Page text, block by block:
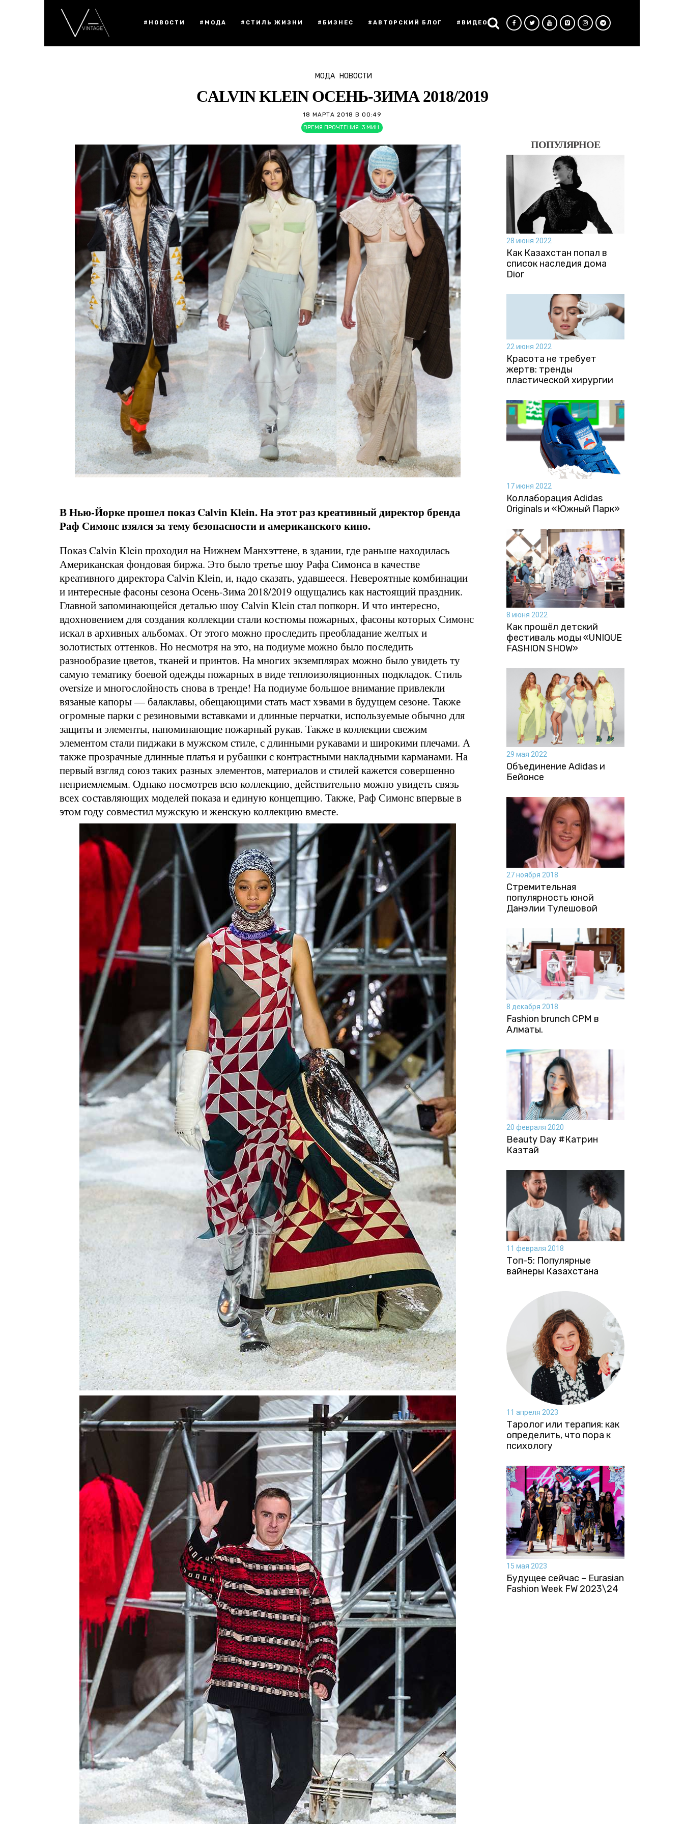
#НОВОСТИ #МОДА #СТИЛЬ ЖИЗНИ #БИЗНЕС #АВТОРСКИЙ БЛОГ #ВИДЕО
МОДА НОВОСТИ
CALVIN KLEIN ОСЕНЬ-ЗИМА 2018/2019
18 МАРТА 2018 В 00:49
ВРЕМЯ ПРОЧТЕНИЯ: 3 МИН.
В Нью-Йорке прошел показ Calvin Klein. На этот раз креативный директор бренда
Раф Симонс взялся за тему безопасности и американского кино.
Показ Calvin Klein проходил на Нижнем Манхэттене, в здании, где раньше находилась
Американская фондовая биржа. Это было третье шоу Рафа Симонса в качестве
креативного директора Calvin Klein, и, надо сказать, удавшееся. Невероятные комбинации
и интересные фасоны сезона Осень-Зима 2018/2019 ощущались как настоящий праздник.
Главной запоминающейся деталью шоу Calvin Klein стал попкорн. И что интересно,
вдохновением для создания коллекции стали костюмы пожарных, фасоны которых Симонс
искал в архивных альбомах. От этого можно проследить преобладание желтых и
золотистых оттенков. Но несмотря на это, на подиуме можно было последить
разнообразие цветов, тканей и принтов. На многих экземплярах можно было увидеть ту
самую тематику боевой одежды пожарных в виде теплоизоляционных подкладок. Стиль
oversize и многослойность снова в тренде! На подиуме большое внимание привлекли
вязаные капоры — балаклавы, обещающими стать маст хэвами в будущем сезоне. Также
огромные парки с резиновыми вставками и длинные перчатки, используемые обычно для
защиты и элементы, напоминающие пожарный рукав. Также в коллекции свежим
элементом стали пиджаки в мужском стиле, с длинными рукавами и широкими плечами. А
также прозрачные длинные платья и рубашки с контрастными накладными карманами. На
первый взгляд союз таких разных элементов, материалов и стилей кажется совершенно
неприемлемым. Однако посмотрев всю коллекцию, действительно можно увидеть связь
всех составляющих моделей показа и единую концепцию. Также, Раф Симонс впервые в
этом году совместил мужскую и женскую коллекцию вместе.
ПОПУЛЯРНОЕ
28 июня 2022
Как Казахстан попал в
список наследия дома
Dior
22 июня 2022
Красота не требует
жертв: тренды
пластической хирургии
17 июня 2022
Коллаборация Аdidas
Originals и «Южный Парк»
8 июня 2022
Как прошёл детский
фестиваль моды «UNIQUE
FASHION SHOW»
29 мая 2022
Объединение Adidas и
Бейонсе
27 ноября 2018
Стремительная
популярность юной
Данэлии Тулешовой
8 декабря 2018
Fashion brunch CPM в
Алматы.
20 февраля 2020
Beauty Day #Катрин
Казтай
11 февраля 2018
Топ-5: Популярные
вайнеры Казахстана
11 апреля 2023
Таролог или терапия: как
определить, что пора к
психологу
15 мая 2023
Будущее сейчас – Eurasian
Fashion Week FW 2023\24